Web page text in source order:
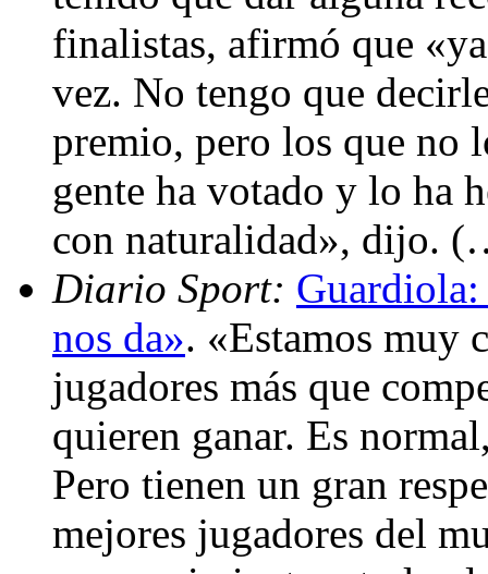
finalistas, afirmó que
vez. No tengo que
premio, pero los que no
gente ha votado y lo ha
con naturalidad», dijo.
Diario Sport: Guardiola:
nos da». «Estamos muy
jugadores más que
quieren ganar. Es
Pero tienen un gran
mejores jugadores del